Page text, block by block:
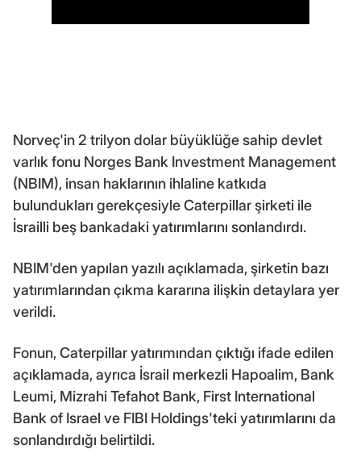
Norveç'in 2 trilyon dolar büyüklüğe sahip devlet
varlık fonu Norges Bank Investment Management
(NBIM), insan haklarının ihlaline katkıda
bulundukları gerekçesiyle Caterpillar şirketi ile
İsrailli beş bankadaki yatırımlarını sonlandırdı.
NBIM'den yapılan yazılı açıklamada, şirketin bazı
yatırımlarından çıkma kararına ilişkin detaylara yer
verildi.
Fonun, Caterpillar yatırımından çıktığı ifade edilen
açıklamada, ayrıca İsrail merkezli Hapoalim, Bank
Leumi, Mizrahi Tefahot Bank, First International
Bank of Israel ve FIBI Holdings'teki yatırımlarını da
sonlandırdığı belirtildi.